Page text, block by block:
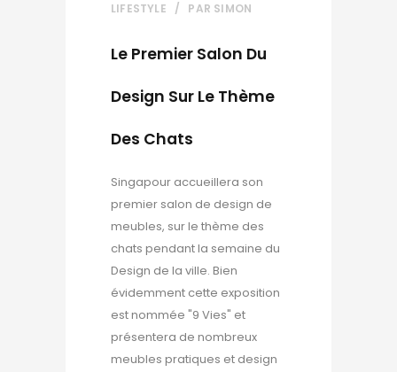
LIFESTYLE
PAR SIMON
Le Premier Salon Du
Design Sur Le Thème
Des Chats
Singapour accueillera son
premier salon de design de
meubles, sur le thème des
chats pendant la semaine du
Design de la ville. Bien
évidemment cette exposition
est nommée "9 Vies" et
présentera de nombreux
meubles pratiques et design